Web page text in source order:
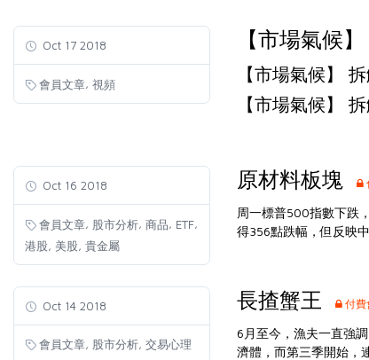
Oct 17 2018
會員文章, 視頻
【市場氣候
【市場氣候】
【市場氣候】
Oct 16 2018
會員文章, 股市分析, 商品, ETF,
港股 美股 貴金屬
原材料板塊
周一標普500指數下跌
得356點跌幅，但反映
Oct 14 2018
會員文章 股市分析 交易心理
長揸蟹王 付費
6月至今，漁夫一直強
濟體，而第三季開始，